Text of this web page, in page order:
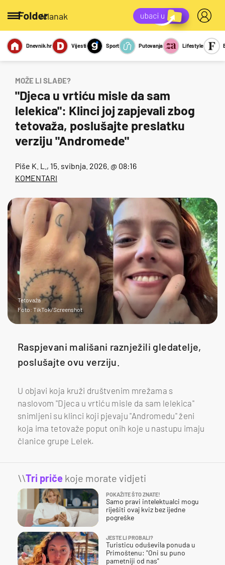
/članak
Miks Kviz
Report
Sexy
Dnevnik.hr Vijesti Sport Putovanja Lifestyle
MOŽE LI SLAĐE?
"Djeca u vrtiću misle da sam
lelekica": Klinci joj zapjevali zbog
tetovaža, poslušajte preslatku
verziju "Andromede"
Piše K. L. , 15. svibnja. 2026. @ 08:16
KOMENTARI
Tetovaža
Foto: TikTok/Screenshot
Raspjevani mališani raznježili gledatelje,
poslušajte ovu verziju.
U objavi koja kruži društvenim mrežama s
naslovom "Djeca u vrtiću misle da sam lelekica"
snimljeni su klinci koji pjevaju "Andromedu" ženi
koja ima tetovaže poput onih koje u nastupu imaju
članice grupe Lelek.
\\Tri priče koje morate vidjeti
POKAŽITE ŠTO ZNATE!
Samo pravi intelektualci mogu
riješiti ovaj kviz bez ijedne
pogreške
JESTE LI PROBALI?
Turisticu oduševila ponuda u
Primoštenu: "Oni su puno
pametniji od nas"